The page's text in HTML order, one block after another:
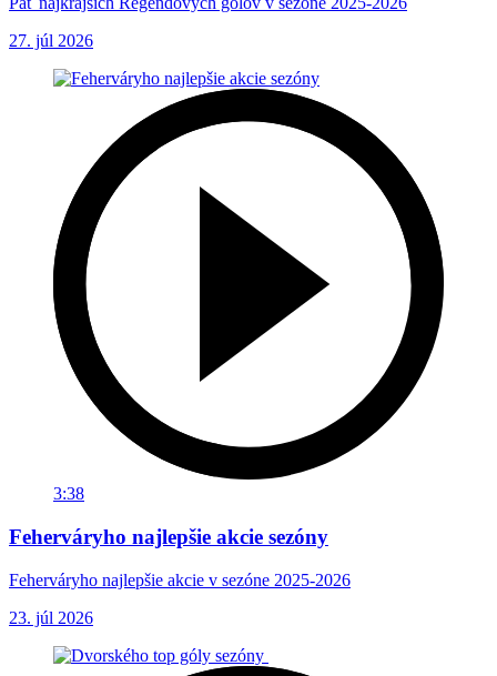
27. júl 2026
3:38
Feherváryho najlepšie akcie sezóny
Feherváryho najlepšie akcie v sezóne 2025-2026
23. júl 2026